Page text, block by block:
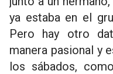
ya estaba en el
Pero hay otro
manera pasional y
los sábados,